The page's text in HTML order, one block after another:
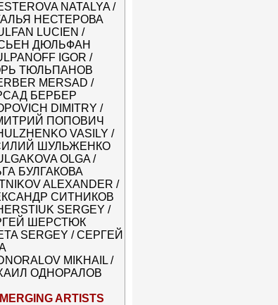
NATALYA /
НЕСТЕРОВА
LUCIEN /
ДЮЛЬФАН
IGOR /
ТЮЛЬПАНОВ
MERSAD /
БЕРБЕР
DIMITRY /
ПОПОВИЧ
VASILY /
ШУЛЬЖЕНКО
OLGA /
БУЛГАКОВА
ALEXANDER /
СИТНИКОВ
SERGEY /
ШЕРСТЮК
SERGEY / СЕРГЕЙ
MIKHAIL /
ОДНОРАЛОВ
ARTISTS